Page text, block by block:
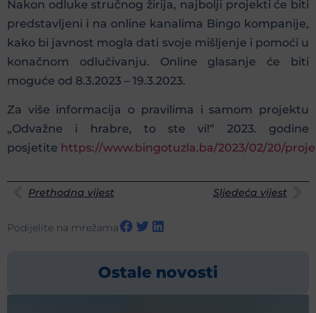
Nakon odluke stručnog žirija, najbolji projekti će biti
predstavljeni i na online kanalima Bingo kompanije,
kako bi javnost mogla dati svoje mišljenje i pomoći u
konačnom odlučivanju. Online glasanje će biti
moguće od 8.3.2023 – 19.3.2023.
Za više informacija o pravilima i samom projektu
„Odvažne i hrabre, to ste vi!“ 2023. godine
posjetite https://www.bingotuzla.ba/2023/02/20/
Prethodna vijest Sljedeća vijest
Podijelite na mrežama
Ostale novosti